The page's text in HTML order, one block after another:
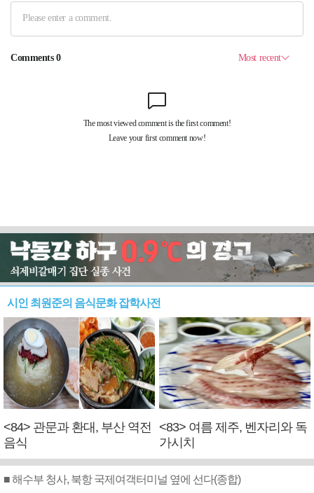
시인 최원준의 음식문화 잡학사전
<84> 관문과 환대, 부산 역전
음식
<83> 여름 제주, 벤자리와 독
가시치
■ 해수부 청사, 북항 국제여객터미널 옆에 선다(종합)